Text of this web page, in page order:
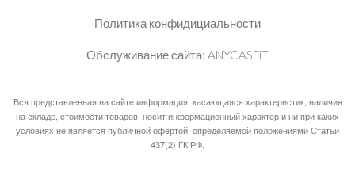
Политика конфидициальности
Обслуживание сайта: ANYCASEiT
Вся представленная на сайте информация, касающаяся характеристик, наличия
на складе, стоимости товаров, носит информационный характер и ни при каких
условиях не является публичной офертой, определяемой положениями Статьи
437(2) ГК РФ.